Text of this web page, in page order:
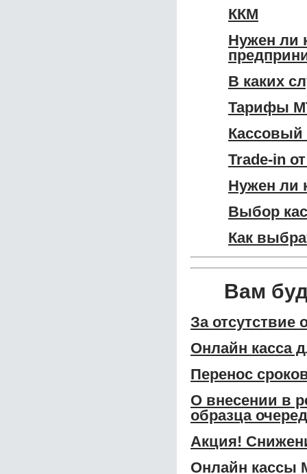
ККМ
Нужен ли
В каких
Тарифы
Кассовый
Trade-in
Нужен ли
Выбор
Как
Вам
За отсутствие
Онлайн касса
Перенос
О внесении в
образца
Акция!
Онлайн кассы